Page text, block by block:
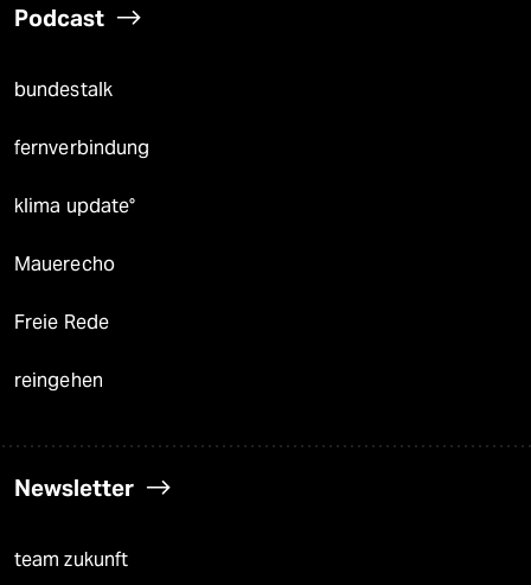
Podcast
bundestalk
fernverbindung
klima update°
Mauerecho
Freie Rede
reingehen
Newsletter
team zukunft